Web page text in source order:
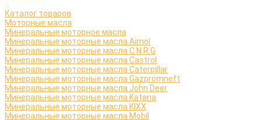
Каталог товаров
Моторные масла
Минеральные моторное масла
Минеральные моторные масла Aimol
Минеральные моторные масла C.N.R.G
Минеральные моторные масла Castrol
Минеральные моторные масла Caterpillar
Минеральные моторные масла Gazpromneft
Минеральные моторные масла John Deer
Минеральные моторные масла Katana
Минеральные моторные масла KIXX
Минеральные моторные масла Mobil